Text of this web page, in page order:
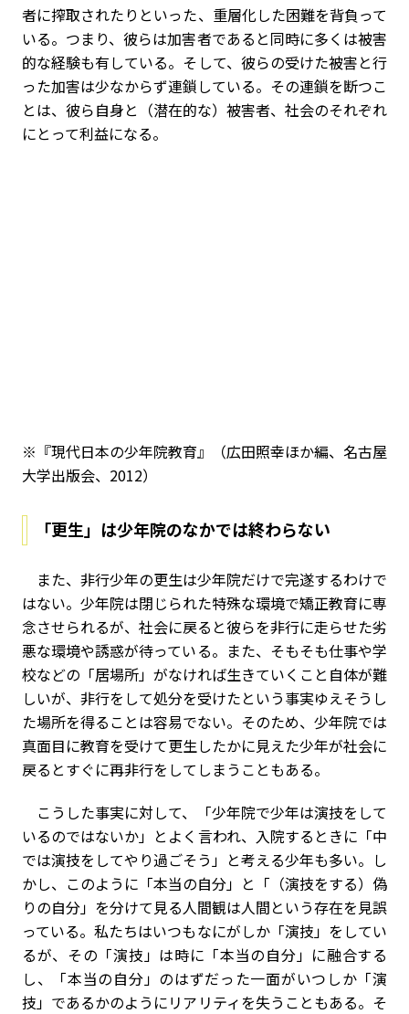
者に搾取されたりといった、重層化した困難を背負って
いる。つまり、彼らは加害者であると同時に多くは被害
的な経験も有している。そして、彼らの受けた被害と行
った加害は少なからず連鎖している。その連鎖を断つこ
とは、彼ら自身と（潜在的な）被害者、社会のそれぞれ
にとって利益になる。
※『現代日本の少年院教育』（広田照幸ほか編、名古屋
大学出版会、2012）
「更生」は少年院のなかでは終わらない
また、非行少年の更生は少年院だけで完遂するわけで
はない。少年院は閉じられた特殊な環境で矯正教育に専
念させられるが、社会に戻ると彼らを非行に走らせた劣
悪な環境や誘惑が待っている。また、そもそも仕事や学
校などの「居場所」がなければ生きていくこと自体が難
しいが、非行をして処分を受けたという事実ゆえそうし
た場所を得ることは容易でない。そのため、少年院では
真面目に教育を受けて更生したかに見えた少年が社会に
戻るとすぐに再非行をしてしまうこともある。
こうした事実に対して、「少年院で少年は演技をして
いるのではないか」とよく言われ、入院するときに「中
では演技をしてやり過ごそう」と考える少年も多い。し
かし、このように「本当の自分」と「（演技をする）偽
りの自分」を分けて見る人間観は人間という存在を見誤
っている。私たちはいつもなにがしか「演技」をしてい
るが、その「演技」は時に「本当の自分」に融合する
し、「本当の自分」のはずだった一面がいつしか「演
技」であるかのようにリアリティを失うこともある。そ